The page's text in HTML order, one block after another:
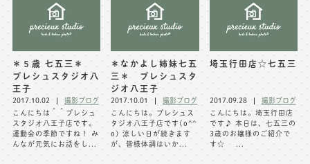
無料会員登録はこちら
＊５歳 七五三＊
プレシュスタジオ八
王子
2017.10.02
撮影ブログ
こんにちは＾＾プレシュ
スタジオ八王子店です。
運動会の季節ですね！ み
んなが元気にお話をし...
＊なかよし姉妹七五
三＊ プレシュスタ
ジオ八王子
2017.10.01
撮影ブログ
こんにちは。プレシュス
タジオ八王子店です(o^^
o) 涼しい日が続きます
が、皆様体調はいか...
埼玉行田店☆七五三
2017.09.28
撮影ブログ
こんにちは。埼玉行田店
です♪ 本日は、七五三の
3歳のお嬢様のご紹介で
す☆ ...